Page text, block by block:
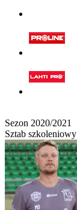
Sezon 2020/2021
Sztab szkoleniowy